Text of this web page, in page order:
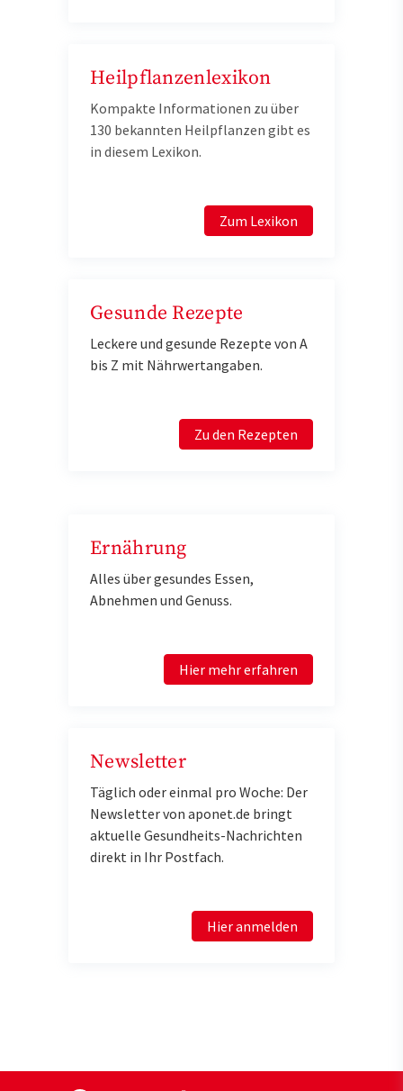
Heilpflanzenlexikon
Kompakte Informationen zu über
130 bekannten Heilpflanzen gibt es
in diesem Lexikon.
Zum Lexikon
Gesunde Rezepte
Leckere und gesunde Rezepte von A
bis Z mit Nährwertangaben.
Zu den Rezepten
Ernährung
Alles über gesundes Essen,
Abnehmen und Genuss.
Hier mehr erfahren
Newsletter
Täglich oder einmal pro Woche: Der
Newsletter von aponet.de bringt
aktuelle Gesundheits-Nachrichten
direkt in Ihr Postfach.
Hier anmelden